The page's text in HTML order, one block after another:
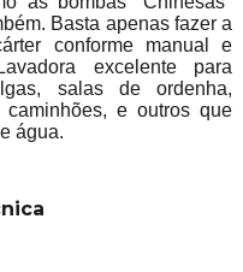
Basta apenas fazer a
conforme manual e
excelente para
salas de ordenha,
caminhões, e outros que
água.